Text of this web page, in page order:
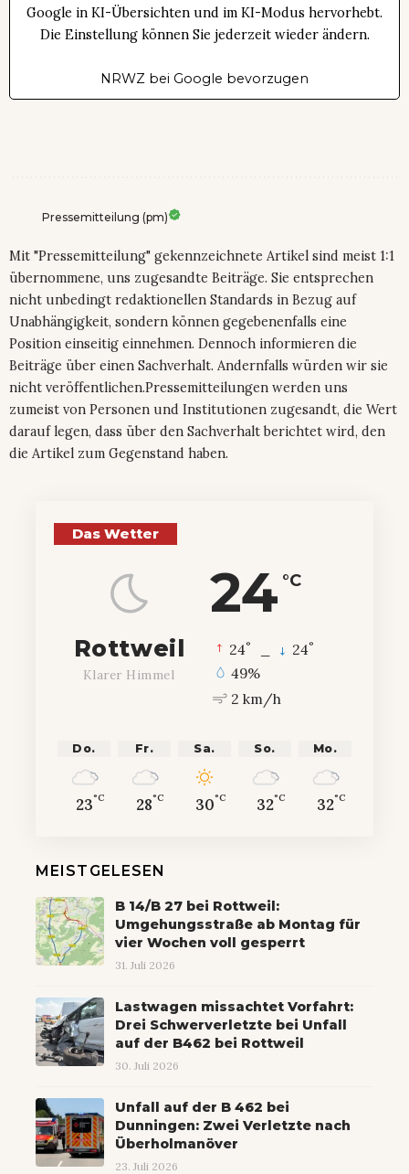
Google in KI-Übersichten und im KI-Modus hervorhebt.
Die Einstellung können Sie jederzeit wieder ändern.
NRWZ bei Google bevorzugen
Pressemitteilung (pm)
Mit "Pressemitteilung" gekennzeichnete Artikel sind meist 1:1
übernommene, uns zugesandte Beiträge. Sie entsprechen
nicht unbedingt redaktionellen Standards in Bezug auf
Unabhängigkeit, sondern können gegebenenfalls eine
Position einseitig einnehmen. Dennoch informieren die
Beiträge über einen Sachverhalt. Andernfalls würden wir sie
nicht veröffentlichen.Pressemitteilungen werden uns
zumeist von Personen und Institutionen zugesandt, die Wert
darauf legen, dass über den Sachverhalt berichtet wird, den
die Artikel zum Gegenstand haben.
Das Wetter
24 °C
Rottweil
Klarer Himmel
24° 24°
49%
2 km/h
Do.
23°C
Fr.
28°C
Sa.
30°C
So.
32°C
Mo.
32°C
MEISTGELESEN
B 14/B 27 bei Rottweil:
Umgehungsstraße ab Montag für
vier Wochen voll gesperrt
31. Juli 2026
Lastwagen missachtet Vorfahrt:
Drei Schwerverletzte bei Unfall
auf der B462 bei Rottweil
30. Juli 2026
Unfall auf der B 462 bei
Dunningen: Zwei Verletzte nach
Überholmanöver
23. Juli 2026